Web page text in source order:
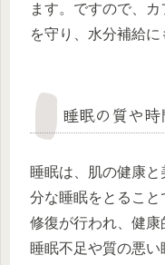
ます。ですので、
を守り、水分補給に
睡眠の質や
睡眠は、肌の健康
分な睡眠をとるこ
修復が行われ、健康
睡眠不足や質の悪